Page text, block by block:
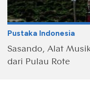
Pustaka Indonesia
Sasando, Alat
dari Pulau Rote